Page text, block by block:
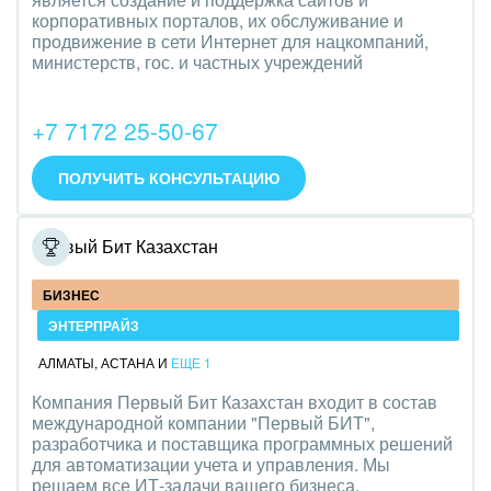
Трудоустройство
PR, маркетинг, реклама,
АПК и пищевая промышленность
Выставки, семинары, конференции
Горнодобывающая отрасль
Досуг, туризм и отдых
комплексов
Инвестиционный бизнес
корпоративных порталов, их обслуживание и
продвижение в сети Интернет для нацкомпаний,
министерств, гос. и частных учреждений
+7 7172 25-50-67
ПОЛУЧИТЬ КОНСУЛЬТАЦИЮ
Первый Бит Казахстан
БИЗНЕС
ЭНТЕРПРАЙЗ
АЛМАТЫ, АСТАНА И ЕЩЕ 1
Компания Первый Бит Казахстан входит в состав
международной компании "Первый БИТ",
разработчика и поставщика программных решений
для автоматизации учета и управления. Мы
решаем все ИТ-задачи вашего бизнеса.